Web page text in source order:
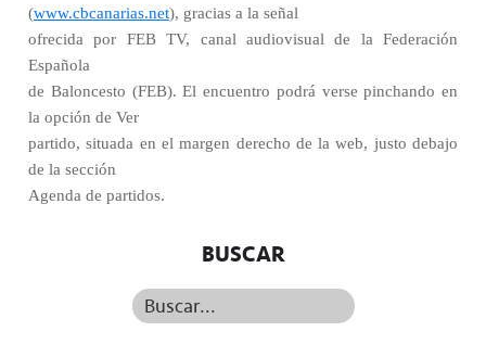
(www.cbcanarias.net), gracias a la señal
ofrecida por FEB TV, canal audiovisual de la Federación
Española
de Baloncesto (FEB). El encuentro podrá verse pinchando en
la opción de Ver
partido, situada en el margen derecho de la web, justo debajo
de la sección
Agenda de partidos.
BUSCAR
Buscar...